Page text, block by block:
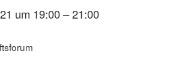
um 19:00 – 21:00